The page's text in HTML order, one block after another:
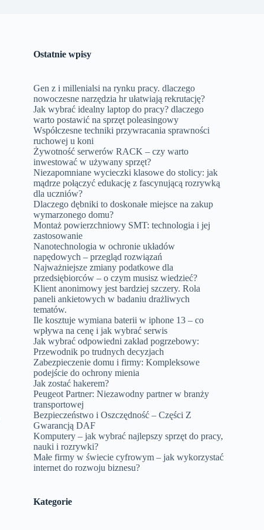
Ostatnie wpisy
Gen z i millenialsi na rynku pracy. dlaczego
nowoczesne narzędzia hr ułatwiają rekrutację?
Jak wybrać idealny laptop do pracy? dlaczego
warto postawić na sprzęt poleasingowy
Współczesne techniki przywracania sprawności
ruchowej u koni
Żywotność serwerów RACK – czy warto
inwestować w używany sprzęt?
Niezapomniane wycieczki klasowe do stolicy: jak
mądrze połączyć edukację z fascynującą rozrywką
dla uczniów?
Dlaczego dębniki to doskonałe miejsce na zakup
wymarzonego domu?
Montaż powierzchniowy SMT: technologia i jej
zastosowanie
Nanotechnologia w ochronie układów
napędowych – przegląd rozwiązań
Najważniejsze zmiany podatkowe dla
przedsiębiorców – o czym musisz wiedzieć?
Klient anonimowy jest bardziej szczery. Rola
paneli ankietowych w badaniu drażliwych
tematów.
Ile kosztuje wymiana baterii w iphone 13 – co
wpływa na cenę i jak wybrać serwis
Jak wybrać odpowiedni zakład pogrzebowy:
Przewodnik po trudnych decyzjach
Zabezpieczenie domu i firmy: Kompleksowe
podejście do ochrony mienia
Jak zostać hakerem?
Peugeot Partner: Niezawodny partner w branży
transportowej
Bezpieczeństwo i Oszczędność – Części Z
Gwarancją DAF
Komputery – jak wybrać najlepszy sprzęt do pracy,
nauki i rozrywki?
Małe firmy w świecie cyfrowym – jak wykorzystać
internet do rozwoju biznesu?
Kategorie